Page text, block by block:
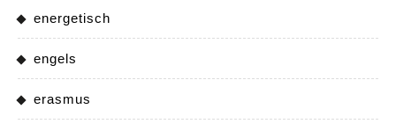
energetisch
engels
erasmus